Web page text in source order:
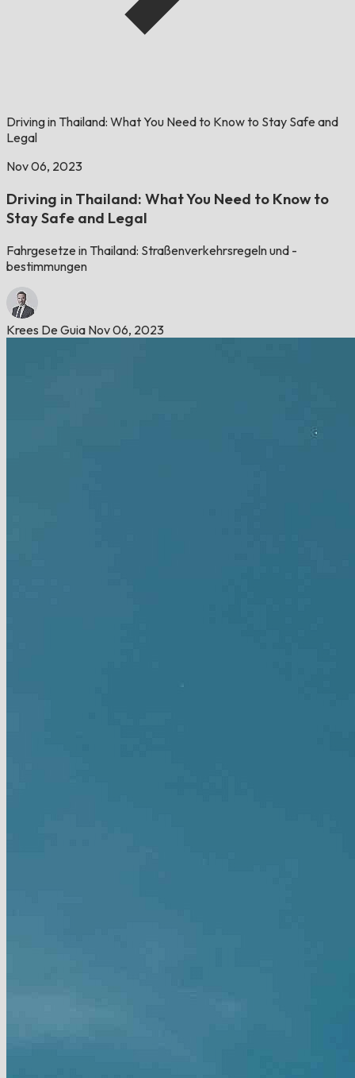
Driving in Thailand: What You Need to Know to Stay Safe and
Legal
Nov 06, 2023
Driving in Thailand: What You Need to Know to
Stay Safe and Legal
Fahrgesetze in Thailand: Straßenverkehrsregeln und -
bestimmungen
Krees De Guia Nov 06, 2023